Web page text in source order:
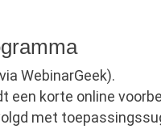
WebinarGeek).
een korte online
met